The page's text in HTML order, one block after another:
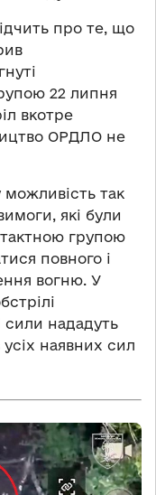
про те, що
22 липня
вкотре
ОРДЛО не
так
які були
групою
повного і
вогню. У
сили нададуть
усіх наявних сил